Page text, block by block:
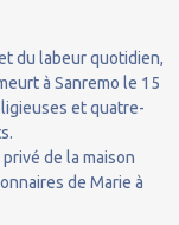
du labeur quotidien,
à Sanremo le 15
et quatre-
de la maison
de Marie à